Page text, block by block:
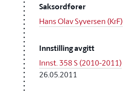
Saksordfører
Hans Olav Syversen (KrF)
Innstilling avgitt
Innst. 358 S (2010-2011)
26.05.2011